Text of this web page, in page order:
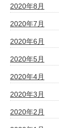
2020年8月
2020年7月
2020年6月
2020年5月
2020年4月
2020年3月
2020年2月